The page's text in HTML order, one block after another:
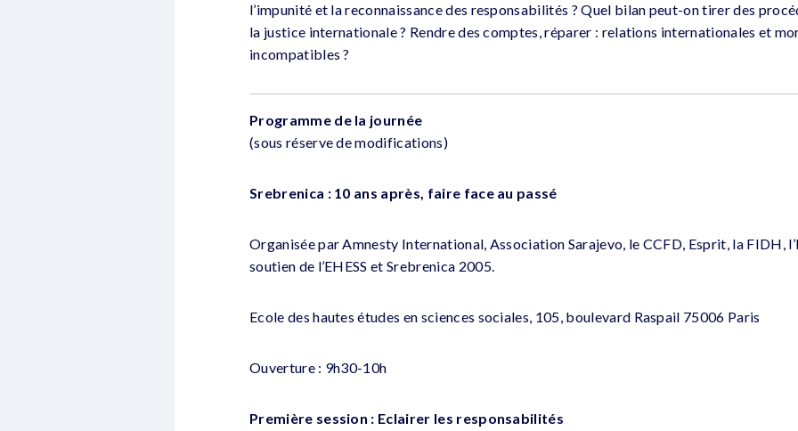
l’impunité et la reconnaissance des responsabilités ? Quel bilan peut-on tirer des
la justice internationale ? Rendre des comptes, réparer : relations internationales et
incompatibles ?
Programme de la journée
(sous réserve de modifications)
Srebrenica : 10 ans après, faire face au passé
Organisée par Amnesty International, Association Sarajevo, le CCFD, Esprit, la FIDH,
soutien de l’EHESS et Srebrenica 2005.
Ecole des hautes études en sciences sociales, 105, boulevard Raspail 75006 Paris
Ouverture : 9h30-10h
Première session : Eclairer les responsabilités